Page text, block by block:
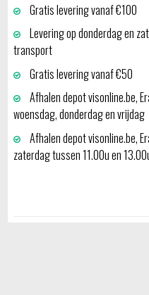
Gratis levering vanaf €100
Levering op donderdag en
transport
Gratis levering vanaf €50
Afhalen depot visonline.be,
woensdag, donderdag en
Afhalen depot visonline.be,
zaterdag tussen 11.00u en